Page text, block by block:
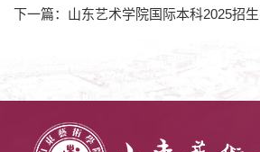
下一篇：山东艺术学院国际本科2025招